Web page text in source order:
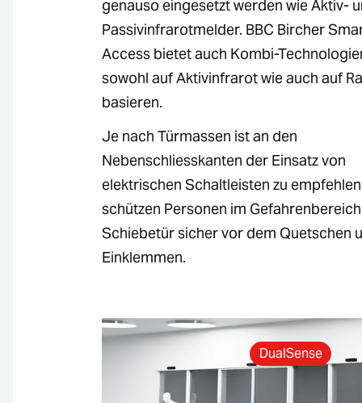
genauso eingesetzt werden wie Aktiv-
Passivinfrarotmelder. BBC Bircher
Access bietet auch Kombi-
sowohl auf Aktivinfrarot wie auch auf
basieren.
Je nach Türmassen ist an den
Nebenschliesskanten der Einsatz von
elektrischen Schaltleisten zu
schützen Personen im
Schiebetür sicher vor dem Quetschen
Einklemmen.
DualSense